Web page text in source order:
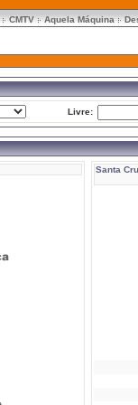
CMTV Aquela Máquina
Livre:
Santa